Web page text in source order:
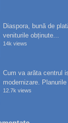
Diaspora, bună de
veniturile obținute...
14k views
Cum va arăta centrul
modernizare. Planurile
12.7k views